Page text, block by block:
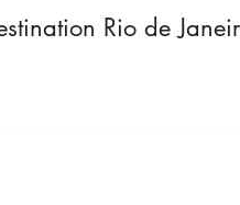
Rio de